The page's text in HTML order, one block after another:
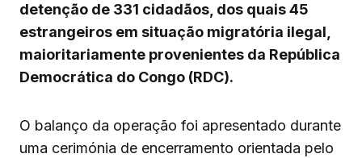
detenção de 331 cidadãos, dos quais 45
estrangeiros em situação migratória ilegal,
maioritariamente provenientes da República
Democrática do Congo (RDC).
O balanço da operação foi apresentado durante
uma cerimónia de encerramento orientada pelo